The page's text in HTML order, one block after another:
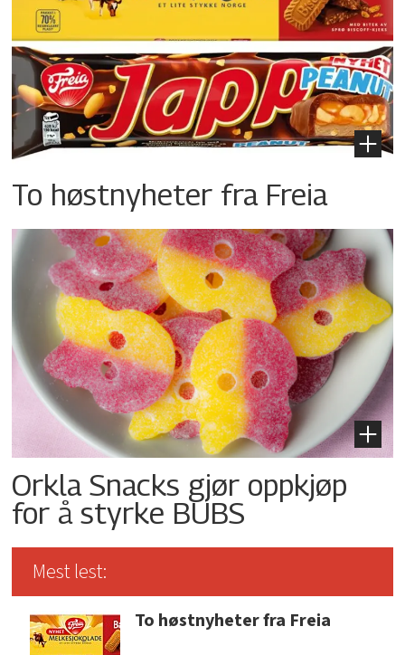
To høstnyheter fra Freia
Orkla Snacks gjør oppkjøp
for å styrke BUBS
Mest lest:
To høstnyheter fra Freia